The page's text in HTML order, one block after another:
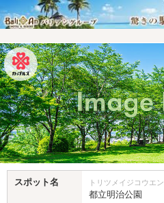
スポット名 トリツメイジコウエン
都立明治公園